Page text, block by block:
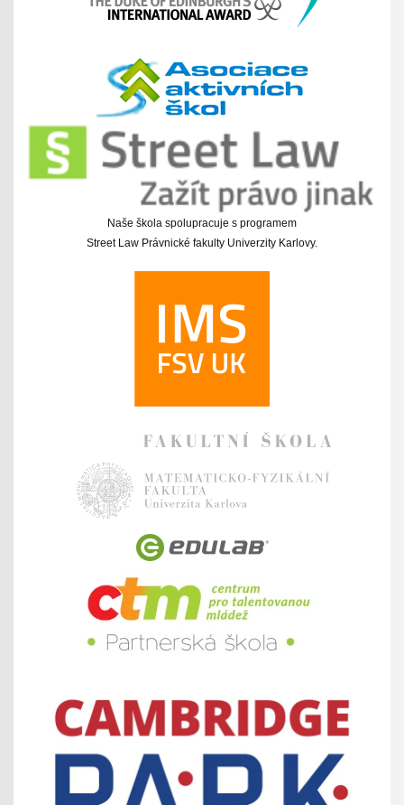
Naše škola spolupracuje s programem
Street Law Právnické fakulty Univerzity Karlovy.